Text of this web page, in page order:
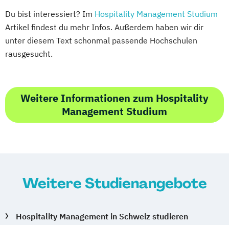
Du bist interessiert? Im Hospitality Management Studium
Artikel findest du mehr Infos. Außerdem haben wir dir
unter diesem Text schonmal passende Hochschulen
rausgesucht.
Weitere Informationen zum Hospitality
Management Studium
Weitere Studienangebote
Hospitality Management in Schweiz studieren